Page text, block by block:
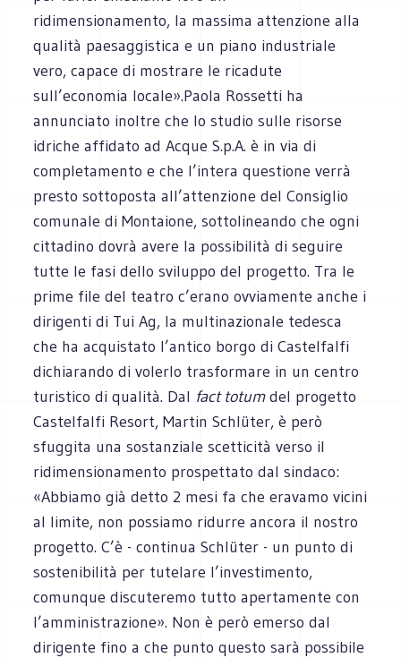
ridimensionamento, la massima attenzione alla
qualità paesaggistica e un piano industriale
vero, capace di mostrare le ricadute
sull’economia locale».Paola Rossetti ha
annunciato inoltre che lo studio sulle risorse
idriche affidato ad Acque S.p.A. è in via di
completamento e che l’intera questione verrà
presto sottoposta all’attenzione del Consiglio
comunale di Montaione, sottolineando che ogni
cittadino dovrà avere la possibilità di seguire
tutte le fasi dello sviluppo del progetto. Tra le
prime file del teatro c’erano ovviamente anche i
dirigenti di Tui Ag, la multinazionale tedesca
che ha acquistato l’antico borgo di Castelfalfi
dichiarando di volerlo trasformare in un centro
turistico di qualità. Dal fact totumdel progetto
Castelfalfi Resort, Martin Schlüter, è però
sfuggita una sostanziale scetticità verso il
ridimensionamento prospettato dal sindaco:
«Abbiamo già detto 2 mesi fa che eravamo vicini
al limite, non possiamo ridurre ancora il nostro
progetto. C’è - continua Schlüter - un punto di
sostenibilità per tutelare l’investimento,
comunque discuteremo tutto apertamente con
l’amministrazione». Non è però emerso dal
dirigente fino a che punto questo sarà possibile